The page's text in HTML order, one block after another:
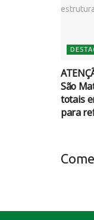
São
totais
para